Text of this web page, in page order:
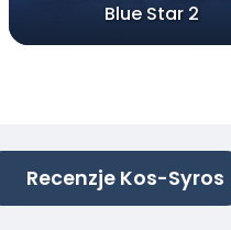
Blue Star 2
Recenzje Kos-Syros